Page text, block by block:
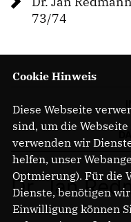
73/74
Dr. Jan
Cookie Hinweis
Diese Webseite
sind, um die
verwenden wir
helfen, unser
Optmierung). Für die
Dienste, benötigen
Einwilligung können